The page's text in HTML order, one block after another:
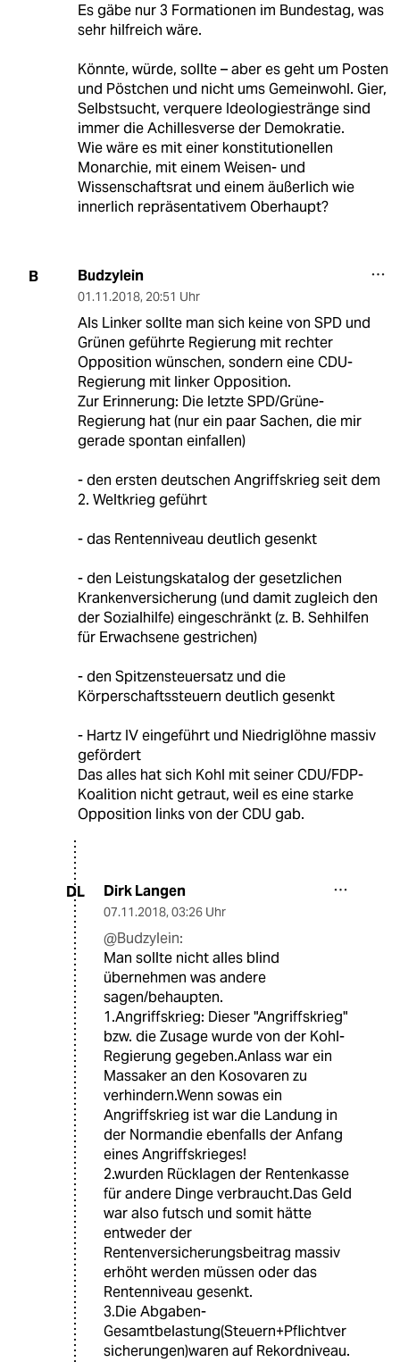
Es gäbe nur 3 Formationen im Bundestag, was
sehr hilfreich wäre.
Könnte, würde, sollte – aber es geht um Posten
und Pöstchen und nicht ums Gemeinwohl. Gier,
Selbstsucht, verquere Ideologiestränge sind
immer die Achillesverse der Demokratie.
Wie wäre es mit einer konstitutionellen
Monarchie, mit einem Weisen- und
Wissenschaftsrat und einem äußerlich wie
innerlich repräsentativem Oberhaupt?
B Budzylein
01.11.2018, 20:51 Uhr
Als Linker sollte man sich keine von SPD und
Grünen geführte Regierung mit rechter
Opposition wünschen, sondern eine CDU-
Regierung mit linker Opposition.
Zur Erinnerung: Die letzte SPD/Grüne-
Regierung hat (nur ein paar Sachen, die mir
gerade spontan einfallen)
- den ersten deutschen Angriffskrieg seit dem
2. Weltkrieg geführt
- das Rentenniveau deutlich gesenkt
- den Leistungskatalog der gesetzlichen
Krankenversicherung (und damit zugleich den
der Sozialhilfe) eingeschränkt (z. B. Sehhilfen
für Erwachsene gestrichen)
- den Spitzensteuersatz und die
Körperschaftssteuern deutlich gesenkt
- Hartz IV eingeführt und Niedriglöhne massiv
gefördert
Das alles hat sich Kohl mit seiner CDU/FDP-
Koalition nicht getraut, weil es eine starke
Opposition links von der CDU gab.
DL Dirk Langen
07.11.2018, 03:26 Uhr
@Budzylein:
Man sollte nicht alles blind
übernehmen was andere
sagen/behaupten.
1.Angriffskrieg: Dieser "Angriffskrieg"
bzw. die Zusage wurde von der Kohl-
Regierung gegeben.Anlass war ein
Massaker an den Kosovaren zu
verhindern.Wenn sowas ein
Angriffskrieg ist war die Landung in
der Normandie ebenfalls der Anfang
eines Angriffskrieges!
2.wurden Rücklagen der Rentenkasse
für andere Dinge verbraucht.Das Geld
war also futsch und somit hätte
entweder der
Rentenversicherungsbeitrag massiv
erhöht werden müssen oder das
Rentenniveau gesenkt.
3.Die Abgaben-
Gesamtbelastung(Steuern+Pflichtver
sicherungen)waren auf Rekordniveau.